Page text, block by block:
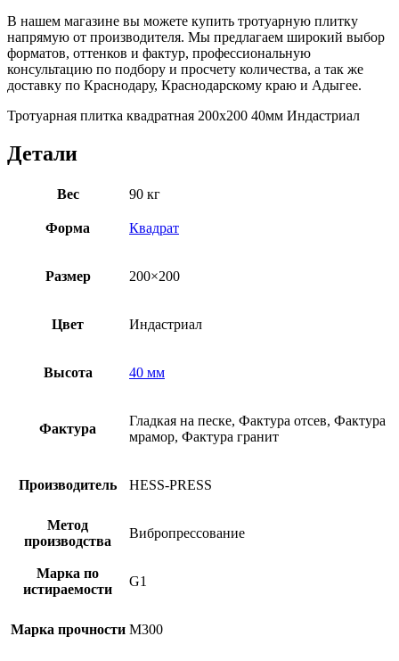
В нашем магазине вы можете купить тротуарную плитку
напрямую от производителя. Мы предлагаем широкий выбор
форматов, оттенков и фактур, профессиональную
консультацию по подбору и просчету количества, а так же
доставку по Краснодару, Краснодарскому краю и Адыгее.
Тротуарная плитка квадратная 200х200 40мм Индастриал
Детали
Вес 90 кг
Форма Квадрат
Размер 200×200
Цвет Индастриал
Высота 40 мм
Фактура
Гладкая на песке, Фактура отсев, Фактура
мрамор, Фактура гранит
Производитель HESS-PRESS
Метод
производства
Вибропрессование
Марка по
истираемости
G1
Марка прочности М300